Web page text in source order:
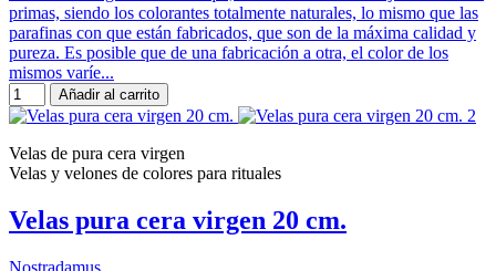
primas, siendo los colorantes totalmente naturales, lo mismo que las
parafinas con que están fabricados, que son de la máxima calidad y
pureza. Es posible que de una fabricación a otra, el color de los
mismos varíe...
Añadir al carrito
Velas de pura cera virgen
Velas y velones de colores para rituales
Velas pura cera virgen 20 cm.
Nostradamus